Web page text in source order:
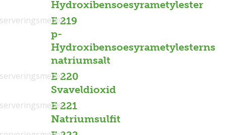
Hydroxibensoesyrametylester
E 219
p-
Hydroxibensoesyrametylesterns
natriumsalt
E 220
Svaveldioxid
E 221
Natriumsulfit